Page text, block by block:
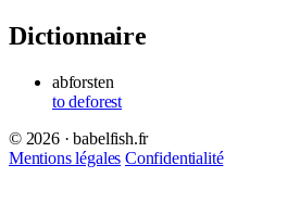
Dictionnaire
abforsten
to deforest
© 2026 · babelfish.fr
Mentions légales Confidentialité